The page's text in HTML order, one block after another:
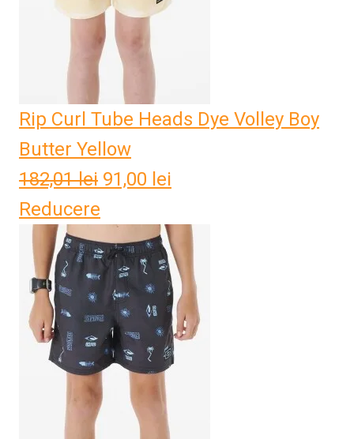
Rip Curl Tube Heads Dye Volley Boy
Butter Yellow
182,01lei Prețul
a
fost:
182,01 lei.
91,00 lei
este:
91,00 lei.
Reducere